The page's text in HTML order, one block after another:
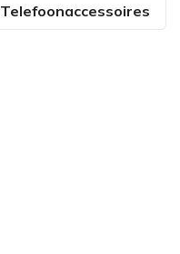
Telefoonaccessoires